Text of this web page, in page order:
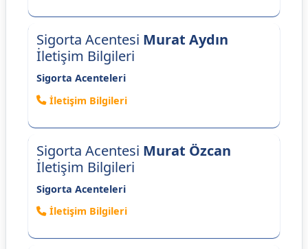
Sigorta Acentesi Murat Aydın
İletişim Bilgileri
Sigorta Acenteleri
İletişim Bilgileri
Sigorta Acentesi Murat Özcan
İletişim Bilgileri
Sigorta Acenteleri
İletişim Bilgileri